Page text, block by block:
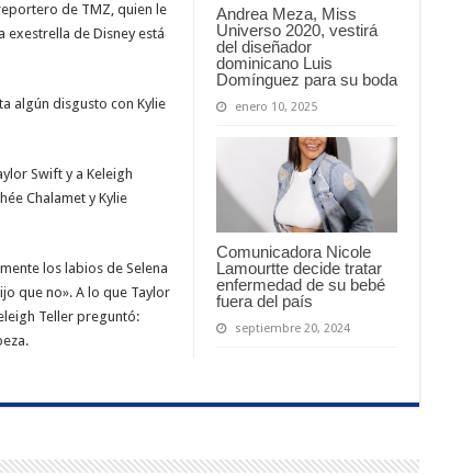
Andrea Meza, Miss
Universo 2020, vestirá
del diseñador
dominicano Luis
Domínguez para su boda
enero 10, 2025
Comunicadora Nicole
Lamourtte decide tratar
enfermedad de su bebé
fuera del país
septiembre 20, 2024
de TMZ, quien le
exestrella de Disney está
algún disgusto con Kylie
Swift y a Keleigh
Chalamet y Kylie
los labios de Selena
que no». A lo que Taylor
Teller preguntó: